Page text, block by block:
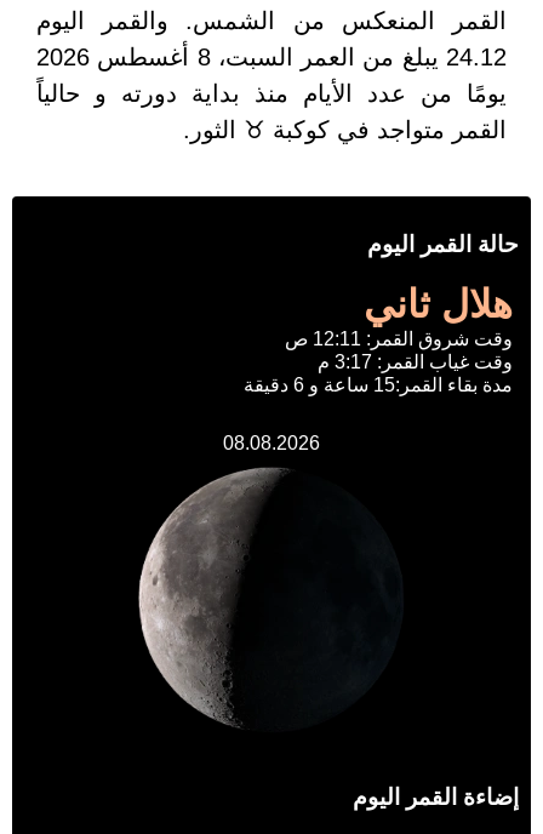
القمر المنعكس من الشمس. والقمر اليوم
24.12 يبلغ من العمر السبت، 8 أغسطس 2026
يومًا من عدد الأيام منذ بداية دورته و حالياً
القمر متواجد في كوكبة ♉ الثور.
حالة القمر اليوم
هلال ثاني
وقت شروق القمر: 12:11 ص
وقت غياب القمر: 3:17 م
مدة بقاء القمر:15 ساعة و 6 دقيقة
08.08.2026
إضاءة القمر اليوم